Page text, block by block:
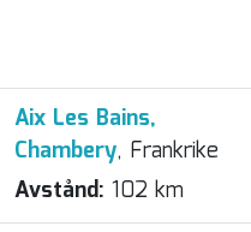
Aix Les Bains,
Chambery, Frankrike
Avstånd: 102 km